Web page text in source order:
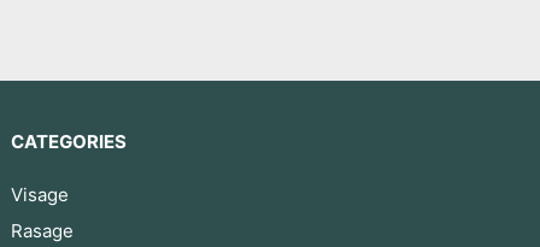
CATEGORIES
Visage
Rasage